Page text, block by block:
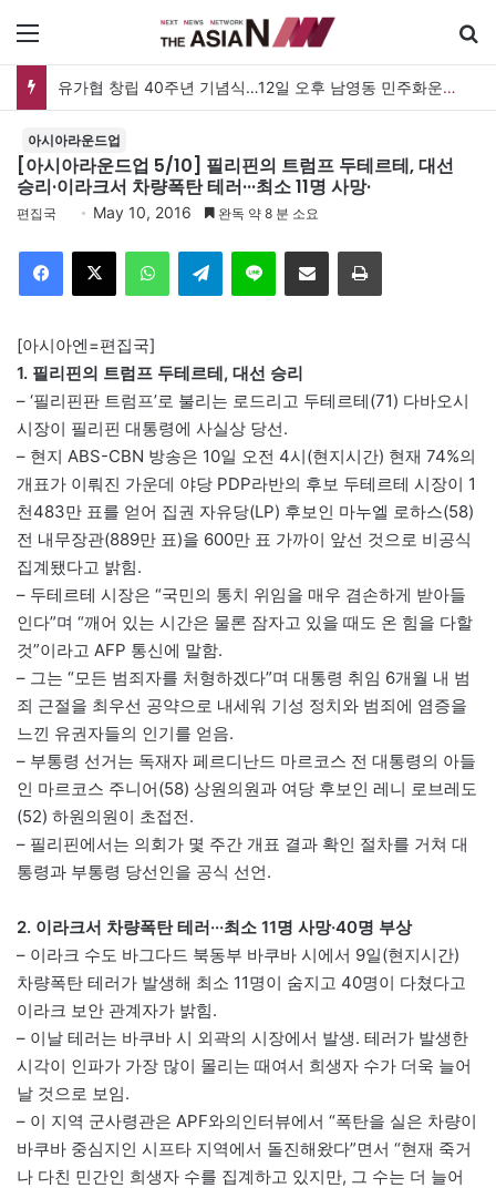
유가협 창립 40주년 기념식…12일 오후 남영동 민주화운동기념관
아시아라운드업
[아시아라운드업 5/10] 필리핀의 트럼프 두테르테, 대선
승리·이라크서 차량폭탄 테러···최소 11명 사망·
편집국 May 10, 2016 완독 약 8 분 소요
Telegram 이메일
[아시아엔=편집국]
1. 필리핀의 트럼프 두테르테, 대선 승리
– ‘필리핀판 트럼프’로 불리는 로드리고 두테르테(71) 다바오시
시장이 필리핀 대통령에 사실상 당선.
– 현지 ABS-CBN 방송은 10일 오전 4시(현지시간) 현재 74%의
개표가 이뤄진 가운데 야당 PDP라반의 후보 두테르테 시장이 1
천483만 표를 얻어 집권 자유당(LP) 후보인 마누엘 로하스(58)
전 내무장관(889만 표)을 600만 표 가까이 앞선 것으로 비공식
집계됐다고 밝힘.
– 두테르테 시장은 “국민의 통치 위임을 매우 겸손하게 받아들
인다”며 “깨어 있는 시간은 물론 잠자고 있을 때도 온 힘을 다할
것”이라고 AFP 통신에 말함.
– 그는 “모든 범죄자를 처형하겠다”며 대통령 취임 6개월 내 범
죄 근절을 최우선 공약으로 내세워 기성 정치와 범죄에 염증을
느낀 유권자들의 인기를 얻음.
– 부통령 선거는 독재자 페르디난드 마르코스 전 대통령의 아들
인 마르코스 주니어(58) 상원의원과 여당 후보인 레니 로브레도
(52) 하원의원이 초접전.
– 필리핀에서는 의회가 몇 주간 개표 결과 확인 절차를 거쳐 대
통령과 부통령 당선인을 공식 선언.
2. 이라크서 차량폭탄 테러···최소 11명 사망·40명 부상
– 이라크 수도 바그다드 북동부 바쿠바 시에서 9일(현지시간)
차량폭탄 테러가 발생해 최소 11명이 숨지고 40명이 다쳤다고
이라크 보안 관계자가 밝힘.
– 이날 테러는 바쿠바 시 외곽의 시장에서 발생. 테러가 발생한
시각이 인파가 가장 많이 몰리는 때여서 희생자 수가 더욱 늘어
날 것으로 보임.
– 이 지역 군사령관은 APF와의인터뷰에서 “폭탄을 실은 차량이
바쿠바 중심지인 시프타 지역에서 돌진해왔다”면서 “현재 죽거
나 다친 민간인 희생자 수를 집계하고 있지만, 그 수는 더 늘어